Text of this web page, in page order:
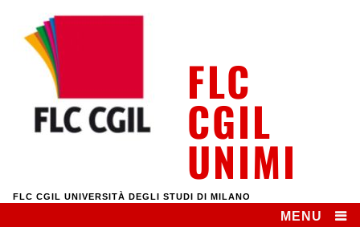
content
FLC
CGIL
UNIMI
FLC CGIL UNIVERSITÀ DEGLI STUDI DI MILANO
MENU